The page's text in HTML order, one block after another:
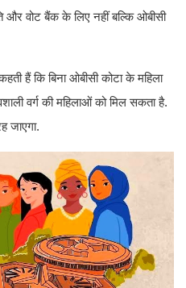
और वोट बैंक के लिए नहीं बल्कि ओबीसी
हैं कि बिना ओबीसी कोटा के महिला
वर्ग की महिलाओं को मिल सकता है.
जाएगा.